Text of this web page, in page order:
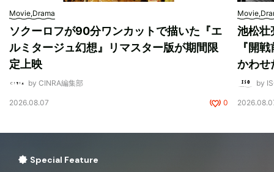
Movie,Drama
ソクーロフが90分ワンカットで描いた『エ
ルミタージュ幻想』リマスター版が期間限
定上映
by CINRA編集部
2026.08.07 0
池松壮
『開
かわせ
by
Special Feature